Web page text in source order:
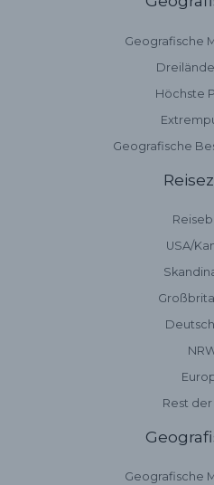
Geografische
Höchste
Geografische
USA/
Rest
Geografische